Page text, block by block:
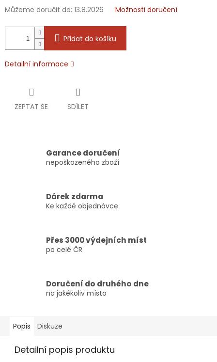
Můžeme doručit do: 13.8.2026 Možnosti doručení
Přidat do košíku
Detailní informace
ZEPTAT SE SDÍLET
Garance doručení
nepoškozeného zboží
Dárek zdarma
Ke každé objednávce
Přes 3000 výdejních míst
po celé ČR
Doručení do druhého dne
na jakékoliv místo
Popis Diskuze
Detailní popis produktu